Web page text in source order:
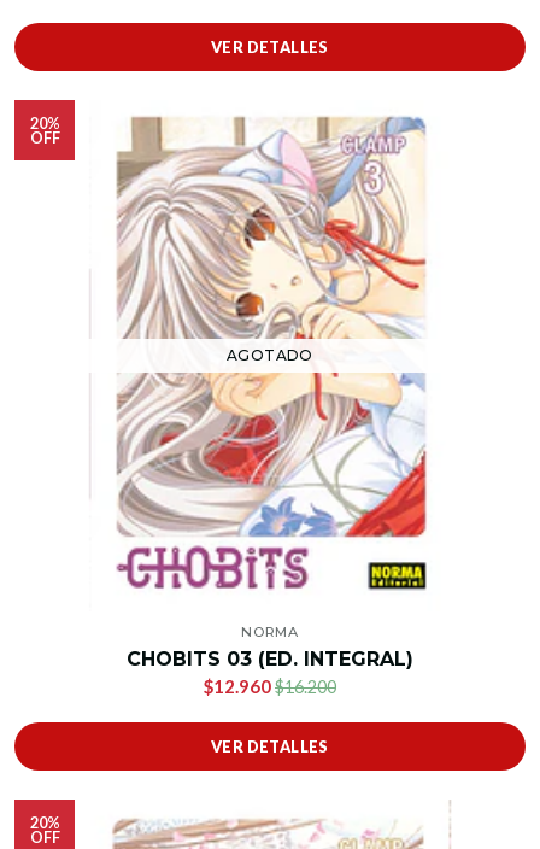
VER DETALLES
20%
OFF
AGOTADO
NORMA
CHOBITS 03 (ED. INTEGRAL)
$12.960$16.200
VER DETALLES
20%
OFF